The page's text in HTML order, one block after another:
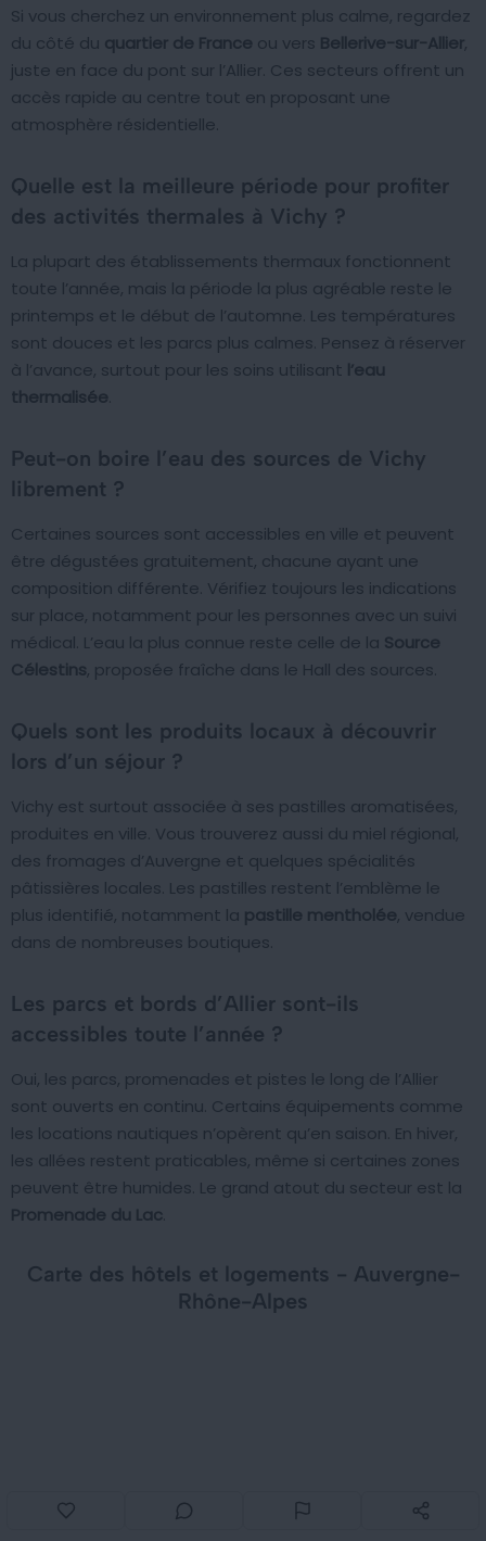
Si vous cherchez un environnement plus calme, regardez
du côté du quartier de France ou vers Bellerive-sur-Allier,
juste en face du pont sur l’Allier. Ces secteurs offrent un
accès rapide au centre tout en proposant une
atmosphère résidentielle.
Quelle est la meilleure période pour profiter
des activités thermales à Vichy ?
La plupart des établissements thermaux fonctionnent
toute l’année, mais la période la plus agréable reste le
printemps et le début de l’automne. Les températures
sont douces et les parcs plus calmes. Pensez à réserver
à l’avance, surtout pour les soins utilisant l’eau
thermalisée
Peut-on boire l’eau des sources de Vichy
librement ?
Certaines sources sont accessibles en ville et peuvent
être dégustées gratuitement, chacune ayant une
composition différente. Vérifiez toujours les indications
sur place, notamment pour les personnes avec un suivi
médical. L’eau la plus connue reste celle de la Source
Célestins, proposée fraîche dans le Hall des sources.
Quels sont les produits locaux à découvrir
lors d’un séjour ?
Vichy est surtout associée à ses pastilles aromatisées,
produites en ville. Vous trouverez aussi du miel régional,
des fromages d’Auvergne et quelques spécialités
pâtissières locales. Les pastilles restent l’emblème le
plus identifié, notamment la pastille mentholée, vendue
dans de nombreuses boutiques.
Les parcs et bords d’Allier sont-ils
accessibles toute l’année ?
Oui, les parcs, promenades et pistes le long de l’Allier
sont ouverts en continu. Certains équipements comme
les locations nautiques n’opèrent qu’en saison. En hiver,
les allées restent praticables, même si certaines zones
peuvent être humides. Le grand atout du secteur est la
Promenade du Lac
Carte des hôtels et logements - Auvergne-
Rhône-Alpes